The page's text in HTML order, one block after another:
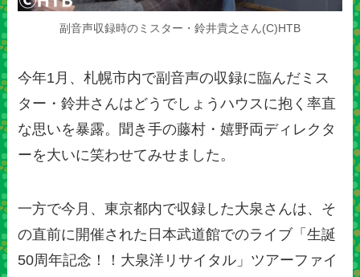
副音声収録時のミスター・鈴井貴之さん(C)HTB
今年1月、札幌市内で副音声の収録に臨んだミス
ター・鈴井さんはどうでしょうハウスに抱く率直
な思いを暴露。聞き手の藤村・嬉野両ディレクタ
ーを大いに笑わせてみせました。
一方で今月、東京都内で収録した大泉さんは、そ
の直前に開催された日本武道館でのライブ「生誕
50周年記念！！大泉洋リサイタル」ツアーファイ